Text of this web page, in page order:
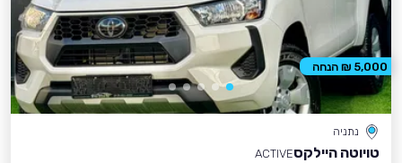
נתניה
טויוטה היילקסACTIVE
5,000 ₪ הנחה